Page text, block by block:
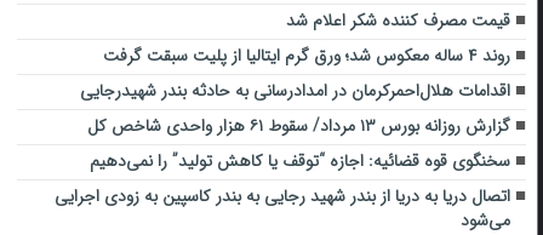
قیمت مصرف کننده شکر اعلام شد
روند ۴ ساله معکوس شد؛ ورق گرم ایتالیا از پلیت سبقت گرفت
اقدامات هلال‌احمرکرمان در امدادرسانی به حادثه بندر شهیدرجایی
گزارش روزانه بورس ۱۳ مرداد/ سقوط ۶۱ هزار واحدی شاخص کل
سخنگوی قوه قضائیه: اجازه “توقف یا کاهش تولید” را نمی‌دهیم
اتصال دریا به دریا از بندر شهید رجایی به بندر کاسپین به زودی اجرایی
می‌شود